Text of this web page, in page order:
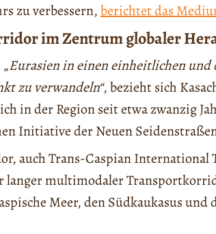
zu verbessern,berichtet das
im Zentrum globaler
Eurasien in einen einheitlichen
zu verwandeln“, bezieht sich
in der Region seit etwa zwanzig
Initiative der Neuen
auch Trans-Caspian International
langer multimodaler
Meer, den Südkaukasus